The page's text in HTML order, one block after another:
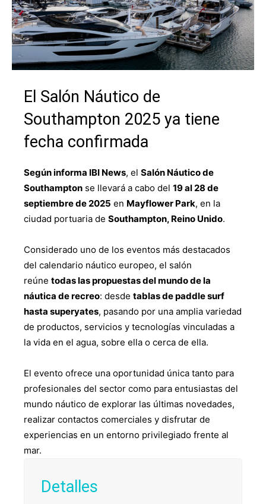
El Salón Náutico de
Southampton 2025 ya tiene
fecha confirmada
Según informa IBI News, el Salón Náutico de
Southampton se llevará a cabo del 19 al 28 de
septiembre de 2025 en Mayflower Park, en la
ciudad portuaria de Southampton, Reino Unido.
Considerado uno de los eventos más destacados
del calendario náutico europeo, el salón
reúne todas las propuestas del mundo de la
náutica de recreo: desde tablas de paddle surf
hasta superyates, pasando por una amplia variedad
de productos, servicios y tecnologías vinculadas a
la vida en el agua, sobre ella o cerca de ella.
El evento ofrece una oportunidad única tanto para
profesionales del sector como para entusiastas del
mundo náutico de explorar las últimas novedades,
realizar contactos comerciales y disfrutar de
experiencias en un entorno privilegiado frente al
mar.
Detalles